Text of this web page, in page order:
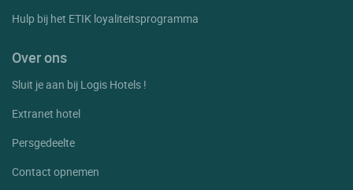
Hulp bij het ETIK loyaliteitsprogramma
Over ons
Sluit je aan bij Logis Hotels !
Extranet hotel
Persgedeelte
Contact opnemen